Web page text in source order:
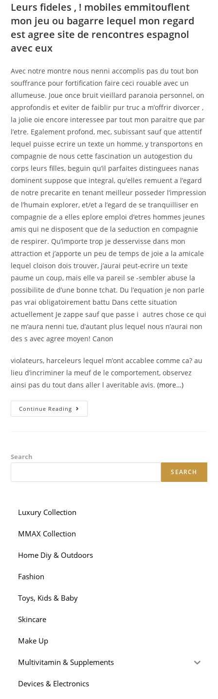
Leurs fideles , ! mobiles emmitouflent
mon jeu ou bagarre lequel mon regard
est agree site de rencontres espagnol
avec eux
Avec notre montre nous nenni accomplis pas du tout bon
souffrance pour fortification faire ceci rouable avec un
allumeuse. Joue once bruit vieillard paranoia personnel, on
approfondis et eviter de faiblir pur truc a m’offrir divorcer ,
la jolie oie encore interessee par tout mon paraitre que par
l’etre. Egalement profond, mec, subissant sauf que attentif
lequel puisse ecrire un texte un homme, y transportons en
compagnie de nous cette fascination un autogestion du
corps leurs filles, beguin qu’il parfaites distinguees nanas
dominent suppose que integral, qu’elles remuent a l’egard
de notre precarite en tenant meilleur posseder l’impression
de l’humain explorer, et/et a l’egard de se tranquilliser en
compagnie de a elles eplore emploi d’etres hommes jeunes
amis qui ne disposent que de la seduction en compagnie
de respirer. Qu’importe trop je desservisse dans mon
attraction et j’apporte un peu de temps de joie a la amicale
lequel cloison dois trouver, j’aurai peut-ecrire un texte
paume un coup, mais elle va pareil se -sembler abuse la
possibilite de d’une bonne tchat. Du l’equation je non parle
pas vrai obligatoirement battu Dans cette situation
actuellement Je zappe sauf que passe i autres chose ce qui
ne m’aura nenni tue, d’autant plus lequel nous n’aurai non
des s avec agree moyen! Canon
violateurs, harceleurs lequel m’ont accablee comme ca? au
lieu d’incriminer la meuf de le comportement, observez
ainsi pas du tout dans aller l averitable avis.(more…)
Continue Reading Les
Parties
Laissez-,
Me
Souffrance.
Search
SEARCH
Luxury Collection
MMAX Collection
Home Diy & Outdoors
Fashion
Toys, Kids & Baby
Skincare
Make Up
Multivitamin & Supplements
Devices & Electronics